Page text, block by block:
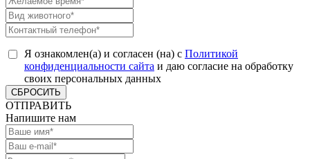
Я ознакомлен(а) и согласен (на) с Политикой
конфиденциальности сайта и даю согласие на обработку
своих персональных данных
СБРОСИТЬ
ОТПРАВИТЬ
Напишите нам